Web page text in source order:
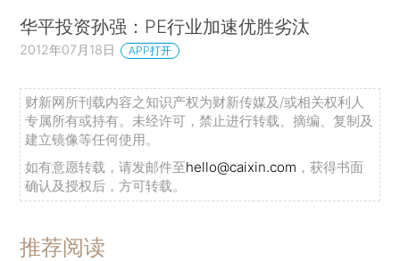
华平投资孙强：PE行业加速优胜劣汰
2012年07月18日 APP打开
财新网所刊载内容之知识产权为财新传媒及/或相关权利人
专属所有或持有。未经许可，禁止进行转载、摘编、复制及
建立镜像等任何使用。
如有意愿转载，请发邮件至hello@caixin.com ，获得书面
确认及授权后，方可转载。
推荐阅读